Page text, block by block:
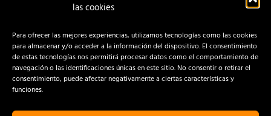
las cookies
Para ofrecer las mejores experiencias, utilizamos tecnologías como las cookies
para almacenar y/o acceder a la información del dispositivo. El consentimiento
de estas tecnologías nos permitirá procesar datos como el comportamiento de
navegación o las identificaciones únicas en este sitio. No consentir o retirar el
consentimiento, puede afectar negativamente a ciertas características y
funciones.
ENTRADA